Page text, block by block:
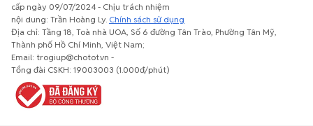
cấp ngày 09/07/2024 - Chịu trách nhiệm
nội dung: Trần Hoàng Ly. Chính sách sử dụng
Địa chỉ: Tầng 18, Toà nhà UOA, Số 6 đường Tân Trào, Phường Tân Mỹ,
Thành phố Hồ Chí Minh, Việt Nam;
Email: trogiup@chotot.vn -
Tổng đài CSKH: 19003003 (1.000đ/phút)